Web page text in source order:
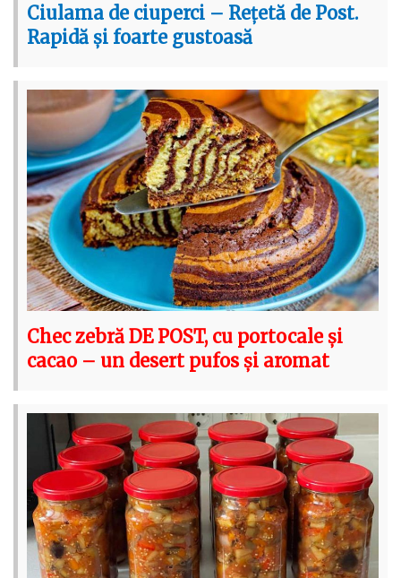
Ciulama de ciuperci – Rețetă de Post.
Rapidă și foarte gustoasă
Chec zebră DE POST, cu portocale și
cacao – un desert pufos și aromat